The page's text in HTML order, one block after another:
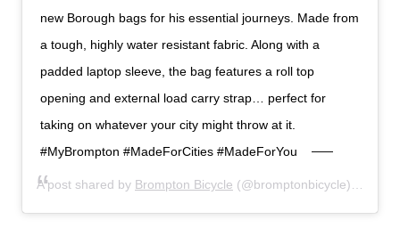
new Borough bags for his essential journeys. Made from
a tough, highly water resistant fabric. Along with a
padded laptop sleeve, the bag features a roll top
opening and external load carry strap… perfect for
taking on whatever your city might throw at it.
#MyBrompton #MadeForCities #MadeForYou
A post shared by Brompton Bicycle (@bromptonbicycle) on